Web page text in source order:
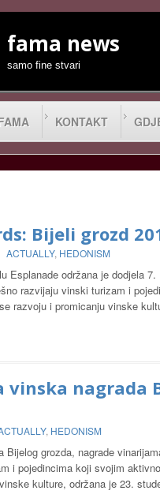
fama news
samo fine stvari
KONTAKT
Bijeli grozd
ACTUALLY, HEDONISM
Esplanade održana je dodjela
razvijaju vinski turizam i
razvoju i promicanju vinske
vinska nagrada
, HEDONISM
Bijelog grozda, nagrade
i pojedincima koji svojim
kulture, održana je 23.